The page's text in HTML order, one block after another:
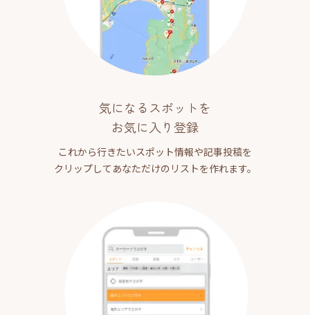
気になるスポットを
お気に入り登録
これから行きたいスポット情報や記事投稿を
クリップしてあなただけのリストを作れます。